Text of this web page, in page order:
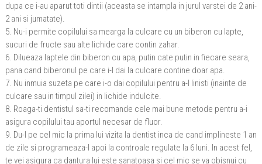
dupa ce i-au aparut toti dintii (aceasta se intampla in jurul varstei de 2 ani-
2 ani si jumatate).
5. Nu-i permite copilului sa mearga la culcare cu un biberon cu lapte,
sucuri de fructe sau alte lichide care contin zahar.
6. Dilueaza laptele din biberon cu apa, putin cate putin in fiecare seara,
pana cand biberonul pe care i-l dai la culcare contine doar apa.
7. Nu inmuia suzeta pe care i-o dai copilului pentru a-l linisti (inainte de
culcare sau in timpul zilei) in lichide indulcite.
8. Roaga-ti dentistul sa-ti recomande cele mai bune metode pentru a-i
asigura copilului tau aportul necesar de fluor.
9. Du-l pe cel mic la prima lui vizita la dentist inca de cand implineste 1 an
de zile si programeaza-l apoi la controale regulate la 6 luni. In acest fel,
te vei asigura ca dantura lui este sanatoasa si cel mic se va obisnui cu